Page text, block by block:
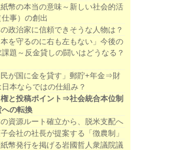
幣の本当の意味～新しい社会的活
事）の創出
政治家に信頼できそうな人物は？
本を守るのに右も左もない」今後の
課題～反金貸しの闘いはどうなる？
民が国に金を貸す」郵貯+年金⇒財
本ならではの仕組み？
と投稿ポイント⇒社会統合本位制
への転換
の資源ルート確立から、脱米支配へ
会社の社長が提案する「徴農制」
幣発行を掲げる岩國哲人衆議院議